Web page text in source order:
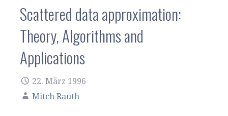
Scattered data approximation:
Theory, Algorithms and
Applications
22. März 1996
Mitch Rauth